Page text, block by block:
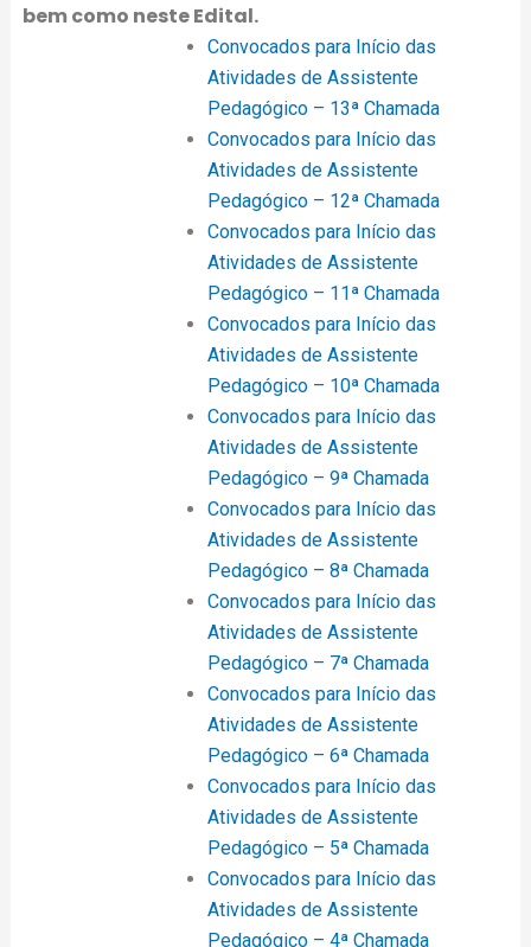
bem como neste Edital.
Convocados para Início das
Atividades de Assistente
Pedagógico – 13ª Chamada
Convocados para Início das
Atividades de Assistente
Pedagógico – 12ª Chamada
Convocados para Início das
Atividades de Assistente
Pedagógico – 11ª Chamada
Convocados para Início das
Atividades de Assistente
Pedagógico – 10ª Chamada
Convocados para Início das
Atividades de Assistente
Pedagógico – 9ª Chamada
Convocados para Início das
Atividades de Assistente
Pedagógico – 8ª Chamada
Convocados para Início das
Atividades de Assistente
Pedagógico – 7ª Chamada
Convocados para Início das
Atividades de Assistente
Pedagógico – 6ª Chamada
Convocados para Início das
Atividades de Assistente
Pedagógico – 5ª Chamada
Convocados para Início das
Atividades de Assistente
Pedagógico – 4ª Chamada